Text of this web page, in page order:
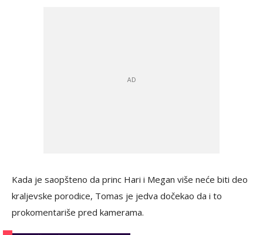
Kada je saopšteno da princ Hari i Megan više neće biti deo
kraljevske porodice, Tomas je jedva dočekao da i to
prokomentariše pred kamerama.